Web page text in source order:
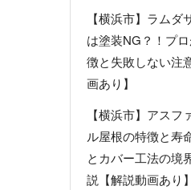
【横浜市】ラムダ
は塗装NG？！プ
徴と失敗しない注
画あり】
【横浜市】アスフ
ル屋根の特徴と寿
とカバー工法の境
説【解説動画あり】